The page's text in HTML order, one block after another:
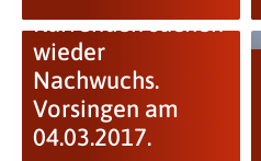
Kurrenden suchen
wieder
Nachwuchs.
Vorsingen am
04.03.2017.